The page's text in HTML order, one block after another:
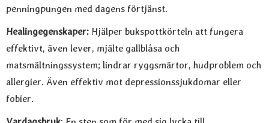
penningpungen med dagens förtjänst.
Healingegenskaper: Hjälper bukspottkörteln att fungera
effektivt, även lever, mjälte gallblåsa och
matsmältningssystem; lindrar ryggsmärtor, hudproblem och
allergier. Även effektiv mot depressionssjukdomar eller
fobier.